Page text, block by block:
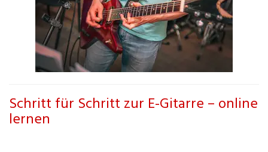
Schritt für Schritt zur E-Gitarre – online
lernen